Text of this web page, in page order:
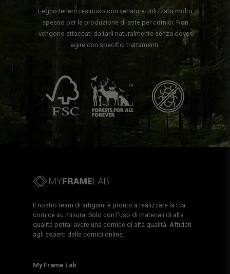
Legno tenero resinoso con venature utilizzato molto
spesso per la produzione di aste per cornici. Non
vengono attaccati da tarli naturalmente senza dover
agire con specifici trattamenti.
Il nostro team di artigiani è pronto a realizzare la tua
cornice su misura. Solo con l'uso di materiali di alta
qualità potrai avere una cornice di alta qualità. Affidati
agli esperti delle cornici online.
My Frame Lab